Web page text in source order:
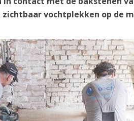
vochtplekken op de